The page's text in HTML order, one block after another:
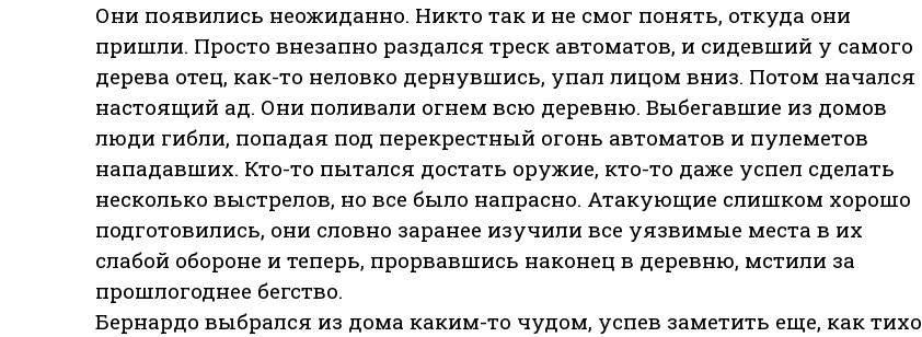
Они появились неожиданно. Никто так и не смог понять, откуда они
пришли. Просто внезапно раздался треск автоматов, и сидевший у самого
дерева отец, как-то неловко дернувшись, упал лицом вниз. Потом начался
настоящий ад. Они поливали огнем всю деревню. Выбегавшие из домов
люди гибли, попадая под перекрестный огонь автоматов и пулеметов
нападавших. Кто-то пытался достать оружие, кто-то даже успел сделать
несколько выстрелов, но все было напрасно. Атакующие слишком хорошо
подготовились, они словно заранее изучили все уязвимые места в их
слабой обороне и теперь, прорвавшись наконец в деревню, мстили за
прошлогоднее бегство.
Бернардо выбрался из дома каким-то чудом, успев заметить еще, как тихо